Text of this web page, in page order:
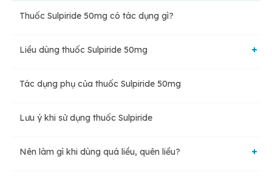
Thuốc Sulpiride 50mg có tác dụng gì?
Liều dùng thuốc Sulpiride 50mg
Liều dùng thuốc Sulpiride cho người lớn
Tác dụng phụ của thuốc Sulpiride 50mg
Lưu ý khi sử dụng thuốc Sulpiride
Nên làm gì khi dùng quá liều, quên liều?